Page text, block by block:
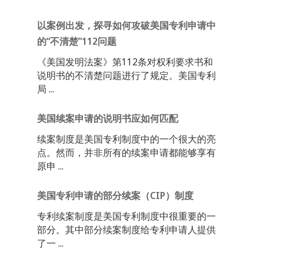
以案例出发，探寻如何攻破美国专利申请中
的“不清楚”112问题
《美国发明法案》第112条对权利要求书和
说明书的不清楚问题进行了规定。美国专利
局 ...
美国续案申请的说明书应如何匹配
续案制度是美国专利制度中的一个很大的亮
点。然而，并非所有的续案申请都能够享有
原申 ...
美国专利申请的部分续案（CIP）制度
专利续案制度是美国专利制度中很重要的一
部分。其中部分续案制度给专利申请人提供
了一 ...